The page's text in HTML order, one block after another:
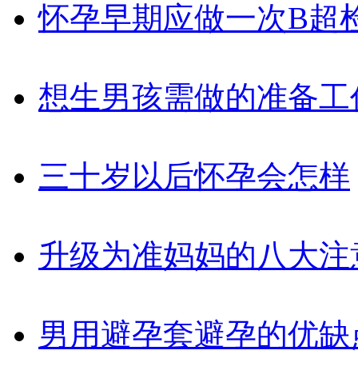
怀孕早期应做一次B超
想生男孩需做的准备工
三十岁以后怀孕会怎样
升级为准妈妈的八大
男用避孕套避孕的优缺